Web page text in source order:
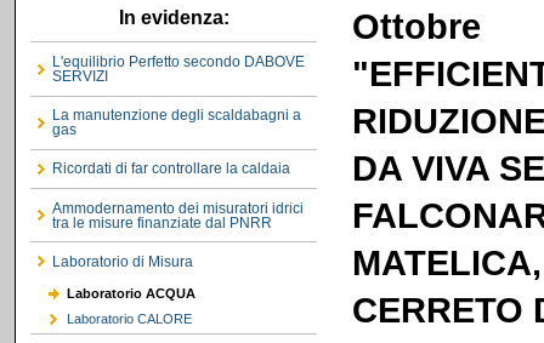
In evidenza:
L'equilibrio Perfetto secondo DABOVE
SERVIZI
La manutenzione degli scaldabagni a
gas
Ricordati di far controllare la caldaia
Ammodernamento dei misuratori idrici
tra le misure finanziate dal PNRR
Laboratorio di Misura
Laboratorio ACQUA
Laboratorio CALORE
"
DA VIVA
CERRETO